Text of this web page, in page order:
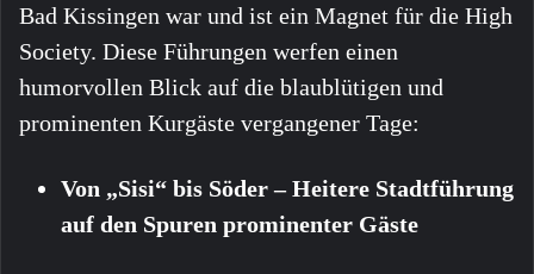
Bad Kissingen war und ist ein Magnet für die High
Society. Diese Führungen werfen einen
humorvollen Blick auf die blaublütigen und
prominenten Kurgäste vergangener Tage:
Von „Sisi“ bis Söder – Heitere Stadtführung
auf den Spuren prominenter Gäste